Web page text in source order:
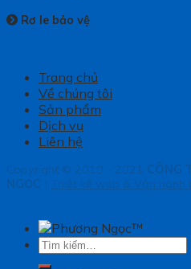
Rơ le bảo vệ
Trang chủ
Về chúng tôi
Sản phẩm
Dịch vụ
Liên hệ
Copyright © 2010 - 2021 CÔNG
NGỌC | Thiết kế web & Vận hành
Tìm